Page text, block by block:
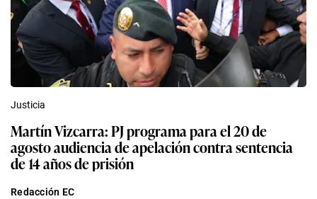
Justicia
Martín Vizcarra: PJ programa para el 20 de
agosto audiencia de apelación contra sentencia
de 14 años de prisión
Redacción EC